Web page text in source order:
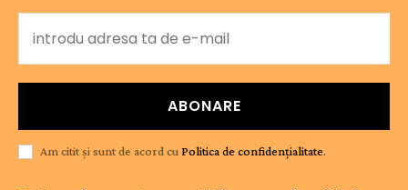
ABONARE
Am citit și sunt de acord cuPolitica de confidențialitate.